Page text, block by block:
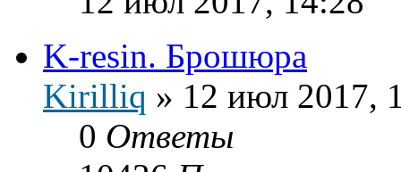
K-resin. Брошюра
Kirilliq » 12 июл 2017,
0 Ответы